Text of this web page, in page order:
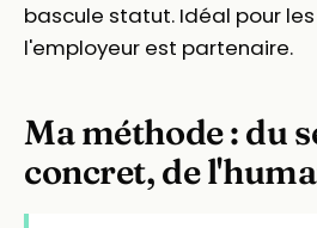
bascule statut. Idéal pour
l'employeur est partenaire.
Ma méthode : du
concret, de